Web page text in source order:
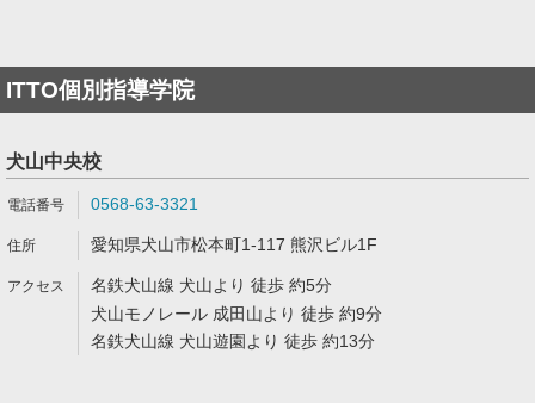
ITTO個別指導学院
犬山中央校
0568-63-3321
愛知県犬山市松本町1-117 熊沢ビル1F
名鉄犬山線 犬山より 徒歩 約5分
犬山モノレール 成田山より 徒歩 約9分
名鉄犬山線 犬山遊園より 徒歩 約13分